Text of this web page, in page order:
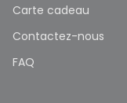
Carte cadeau
Contactez-nous
FAQ